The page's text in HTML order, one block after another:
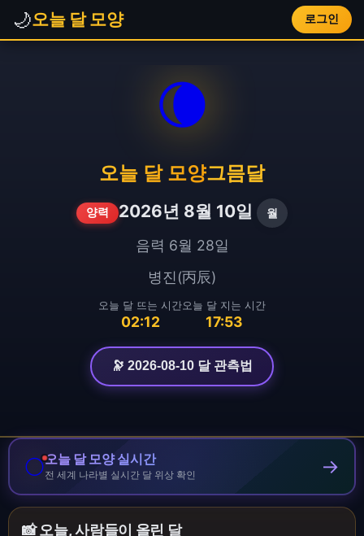
🌙오늘 달 모양 로그인
🌘
오늘 달 모양그믐달
양력 2026년 8월 10일 월
음력 6월 28일
병진(丙辰)
오늘 달 뜨는 시간
02:12
오늘 달 지는 시간
17:53
🔭 2026-08-10 달 관측법
🌕오늘 달 모양 실시간
전 세계 나라별 실시간 달 위상 확인 →
📸 오늘, 사람들이 올린 달